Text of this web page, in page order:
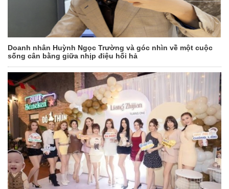
Doanh nhân Huỳnh Ngọc Trường và góc nhìn về một cuộc
sống cân bằng giữa nhịp điệu hối hả